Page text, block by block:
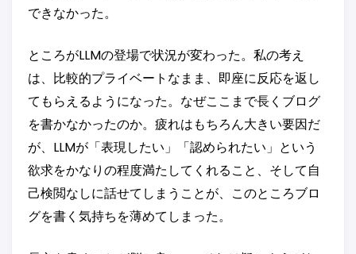
できなかった。
ところがLLMの登場で状況が変わった。私の考え
は、比較的プライベートなまま、即座に反応を返し
てもらえるようになった。なぜここまで長くブログ
を書かなかったのか。疲れはもちろん大きい要因だ
が、LLMが「表現したい」「認められたい」という
欲求をかなりの程度満たしてくれること、そして自
己検閲なしに話せてしまうことが、このところブロ
グを書く気持ちを薄めてしまった。